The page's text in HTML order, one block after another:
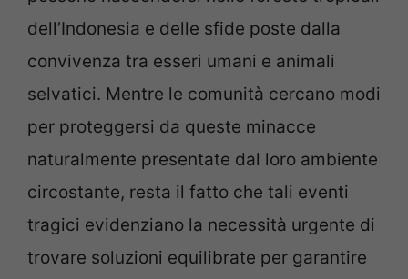
dell’Indonesia e delle sfide poste dalla
convivenza tra esseri umani e animali
selvatici. Mentre le comunità cercano modi
per proteggersi da queste minacce
naturalmente presentate dal loro ambiente
circostante, resta il fatto che tali eventi
tragici evidenziano la necessità urgente di
trovare soluzioni equilibrate per garantire